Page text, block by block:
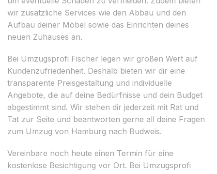
wir zusätzliche Services wie den Abbau und den
Aufbau deiner Möbel sowie das Einrichten deines
neuen Zuhauses an.
Bei Umzugsprofi Fischer legen wir großen Wert auf
Kundenzufriedenheit. Deshalb bieten wir dir eine
transparente Preisgestaltung und individuelle
Angebote, die auf deine Bedürfnisse und dein Budget
abgestimmt sind. Wir stehen dir jederzeit mit Rat und
Tat zur Seite und beantworten gerne all deine Fragen
zum Umzug von Hamburg nach Budweis.
Vereinbare noch heute einen Termin für eine
kostenlose Besichtigung vor Ort. Bei Umzugsprofi